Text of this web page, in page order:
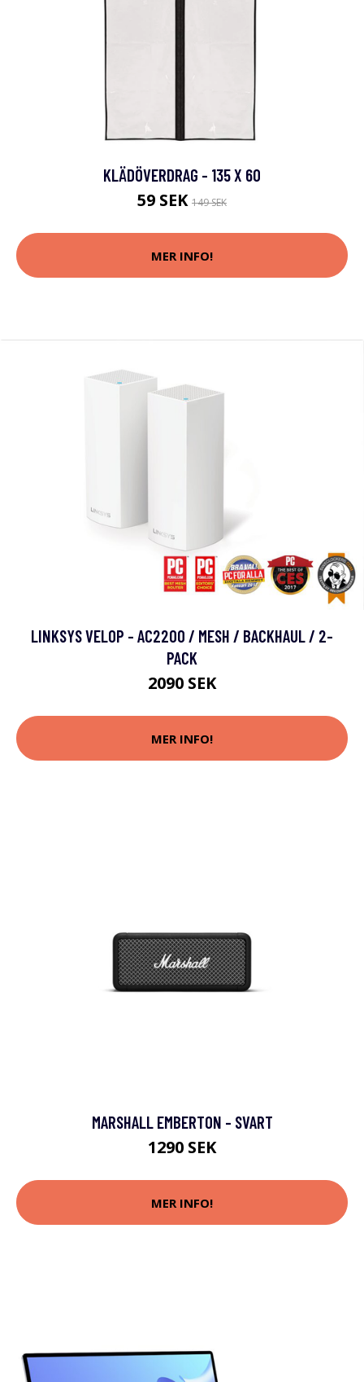
KLÄDÖVERDRAG - 135 X 60
59 SEK 149 SEK
MER INFO!
LINKSYS VELOP - AC2200 / MESH / BACKHAUL / 2-
PACK
2090 SEK
MER INFO!
MARSHALL EMBERTON - SVART
1290 SEK
MER INFO!